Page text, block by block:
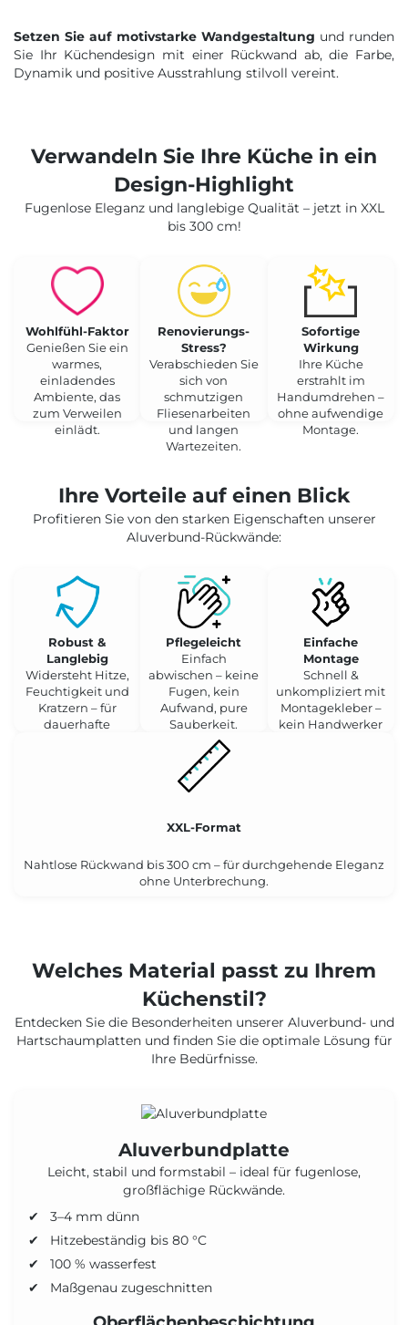
Setzen Sie auf motivstarke Wandgestaltung und runden
Sie Ihr Küchendesign mit einer Rückwand ab, die Farbe,
Dynamik und positive Ausstrahlung stilvoll vereint.
Verwandeln Sie Ihre Küche in ein
Design-Highlight
Fugenlose Eleganz und langlebige Qualität – jetzt in XXL
bis 300 cm!
Wohlfühl-Faktor
Genießen Sie ein
warmes,
einladendes
Ambiente, das
zum Verweilen
einlädt.
Renovierungs-
Stress?
Verabschieden Sie
sich von
schmutzigen
Fliesenarbeiten
und langen
Wartezeiten.
Sofortige
Wirkung
Ihre Küche
erstrahlt im
Handumdrehen –
ohne aufwendige
Montage.
Ihre Vorteile auf einen Blick
Profitieren Sie von den starken Eigenschaften unserer
Aluverbund-Rückwände:
Robust &
Langlebig
Widersteht Hitze,
Feuchtigkeit und
Kratzern – für
dauerhafte
Pflegeleicht
Einfach
abwischen – keine
Fugen, kein
Aufwand, pure
Sauberkeit.
Einfache
Montage
Schnell &
unkompliziert mit
Montagekleber –
kein Handwerker
XXL-Format
Nahtlose Rückwand bis 300 cm – für durchgehende Eleganz
ohne Unterbrechung.
Welches Material passt zu Ihrem
Küchenstil?
Entdecken Sie die Besonderheiten unserer Aluverbund- und
Hartschaumplatten und finden Sie die optimale Lösung für
Ihre Bedürfnisse.
Aluverbundplatte
Leicht, stabil und formstabil – ideal für fugenlose,
großflächige Rückwände.
3–4 mm dünn
Hitzebeständig bis 80 °C
100 % wasserfest
Maßgenau zugeschnitten